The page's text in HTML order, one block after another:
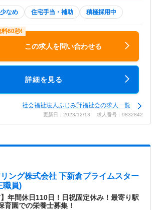
なめ 住宅手当・補助 積極採用中
この求人を問い合わせる
詳細を見る
社会福祉法人ふじみ野福祉会の求人一覧
更新日：2023/12/13 求人番号：9832842
ング株式会社 下新倉プライムスター
職員)
】年間休日110日！日祝固定休み！最寄り駅
園での栄養士募集！